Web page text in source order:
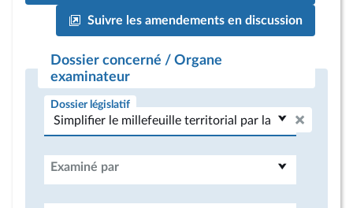
Suivre les amendements en discussion
Dossier concerné / Organe
examinateur
Dossier législatif
Examiné par